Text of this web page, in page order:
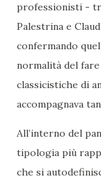
professionisti -
Palestrina e
confermando
normalità del
classicistiche di
accompagnava
All’interno del
tipologia più
che si